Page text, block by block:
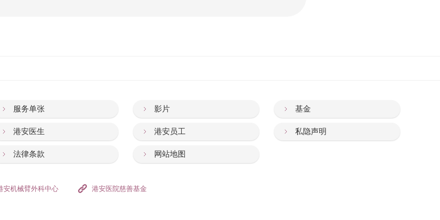
服务单张 影片 基金
港安医生 港安员工 私隐声明
法律条款 网站地图
安机械臂外科中心 港安医院慈善基金